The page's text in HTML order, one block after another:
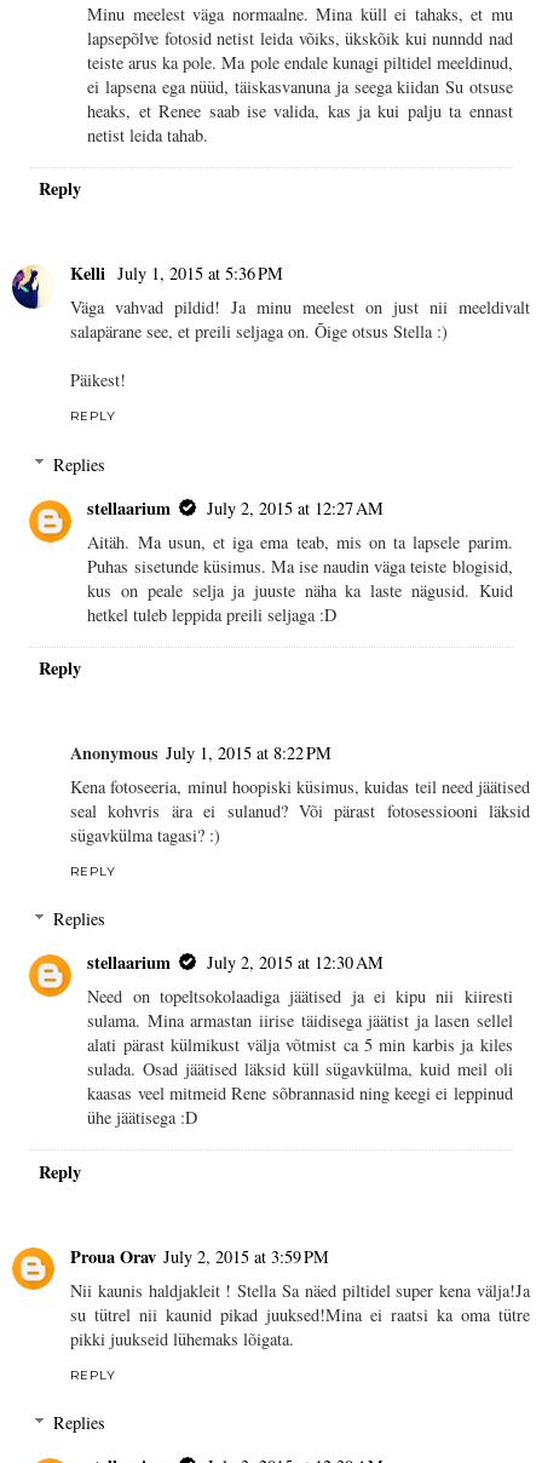
Minu meelest väga normaalne. Mina küll ei tahaks, et mu
lapsepõlve fotosid netist leida võiks, ükskõik kui nunndd nad
teiste arus ka pole. Ma pole endale kunagi piltidel meeldinud,
ei lapsena ega nüüd, täiskasvanuna ja seega kiidan Su otsuse
heaks, et Renee saab ise valida, kas ja kui palju ta ennast
netist leida tahab.
Reply
Kelli July 1, 2015 at 5:36 PM
Väga vahvad pildid! Ja minu meelest on just nii meeldivalt
salapärane see, et preili seljaga on. Õige otsus Stella :)
Päikest!
REPLY
Replies
stellaarium
July 2, 2015 at 12:27 AM
Aitäh. Ma usun, et iga ema teab, mis on ta lapsele parim.
Puhas sisetunde küsimus. Ma ise naudin väga teiste blogisid,
kus on peale selja ja juuste näha ka laste nägusid. Kuid
hetkel tuleb leppida preili seljaga :D
Reply
Anonymous July 1, 2015 at 8:22 PM
Kena fotoseeria, minul hoopiski küsimus, kuidas teil need jäätised
seal kohvris ära ei sulanud? Või pärast fotosessiooni läksid
sügavkülma tagasi? :)
REPLY
Replies
stellaarium
July 2, 2015 at 12:30 AM
Need on topeltsokolaadiga jäätised ja ei kipu nii kiiresti
sulama. Mina armastan iirise täidisega jäätist ja lasen sellel
alati pärast külmikust välja võtmist ca 5 min karbis ja kiles
sulada. Osad jäätised läksid küll sügavkülma, kuid meil oli
kaasas veel mitmeid Rene sõbrannasid ning keegi ei leppinud
ühe jäätisega :D
Reply
Proua Orav July 2, 2015 at 3:59 PM
Nii kaunis haldjakleit ! Stella Sa näed piltidel super kena välja!Ja
su tütrel nii kaunid pikad juuksed!Mina ei raatsi ka oma tütre
pikki juukseid lühemaks lõigata.
REPLY
Replies